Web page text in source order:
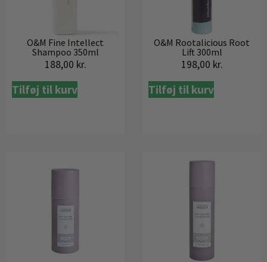
O&M Fine Intellect
Shampoo 350ml
188,00 kr.
Tilføj til kurv
O&M Rootalicious Root
Lift 300ml
198,00 kr.
Tilføj til kurv